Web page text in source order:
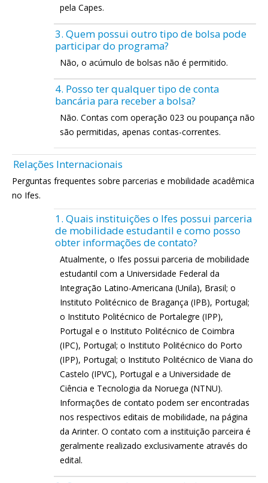
pela Capes.
3. Quem possui outro tipo de bolsa pode
participar do programa?
Não, o acúmulo de bolsas não é permitido.
4. Posso ter qualquer tipo de conta
bancária para receber a bolsa?
Não. Contas com operação 023 ou poupança não
são permitidas, apenas contas-correntes.
Relações Internacionais
Perguntas frequentes sobre parcerias e mobilidade acadêmica
no Ifes.
1. Quais instituições o Ifes possui parceria
de mobilidade estudantil e como posso
obter informações de contato?
Atualmente, o Ifes possui parceria de mobilidade
estudantil com a Universidade Federal da
Integração Latino-Americana (Unila), Brasil; o
Instituto Politécnico de Bragança (IPB), Portugal;
o Instituto Politécnico de Portalegre (IPP),
Portugal e o Instituto Politécnico de Coimbra
(IPC), Portugal; o Instituto Politécnico do Porto
(IPP), Portugal; o Instituto Politécnico de Viana do
Castelo (IPVC), Portugal e a Universidade de
Ciência e Tecnologia da Noruega (NTNU).
Informações de contato podem ser encontradas
nos respectivos editais de mobilidade, na página
da Arinter. O contato com a instituição parceira é
geralmente realizado exclusivamente através do
edital.